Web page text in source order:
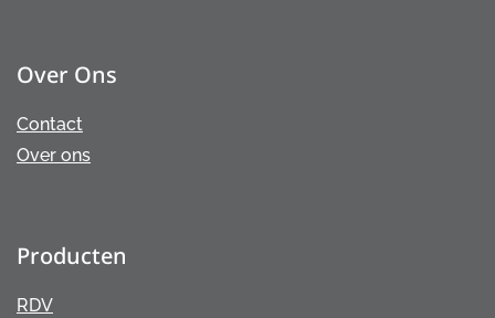
Over Ons
Contact
Over ons
Producten
RDV